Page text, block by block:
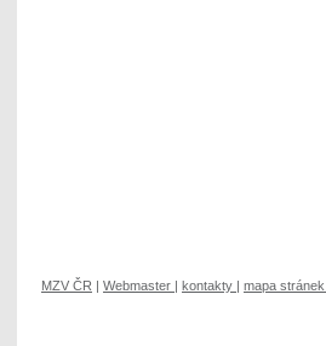
MZV ČR | Webmaster | kontakty | mapa stránek